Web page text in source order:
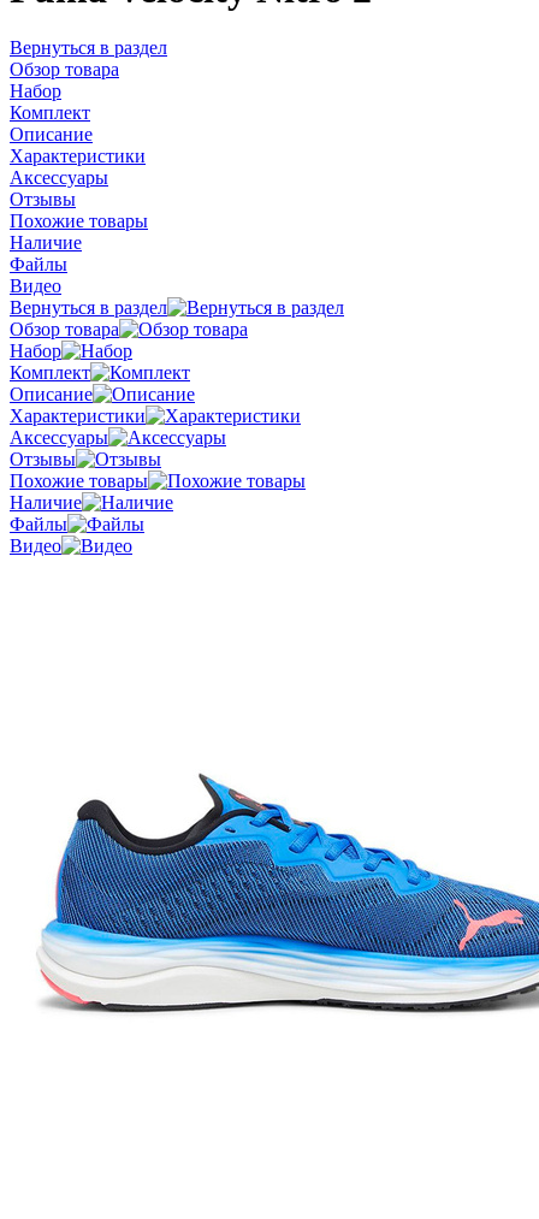
Вернуться в раздел
Обзор товара
Набор
Комплект
Описание
Характеристики
Аксессуары
Отзывы
Похожие товары
Наличие
Файлы
Видео
Вернуться в раздел
Обзор товара
Набор
Комплект
Описание
Характеристики
Аксессуары
Отзывы
Похожие товары
Наличие
Файлы
Видео